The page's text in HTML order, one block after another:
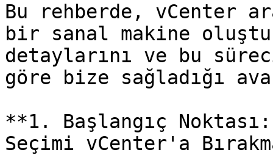
Bu rehberde, vCenter
bir sanal makine
detaylarını ve bu
göre bize sağladığı
**1. Başlangıç
Seçimi vCenter'a